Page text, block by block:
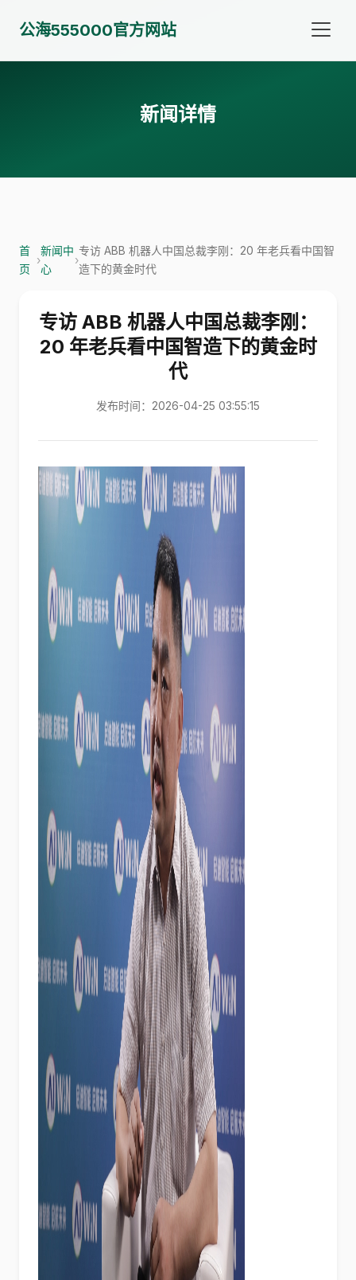
公海555000官方网站
新闻详情
首
页
›
新闻中
心
›
专访 ABB 机器人中国总裁李刚：20 年老兵看中国智
造下的黄金时代
专访 ABB 机器人中国总裁李刚：
20 年老兵看中国智造下的黄金时
代
发布时间：2026-04-25 03:55:15